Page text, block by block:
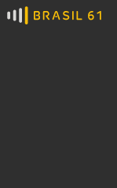
Ver todas as notícias